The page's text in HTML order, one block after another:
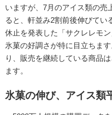
いますが、7月のアイス類の売
ると、軒並み2割前後伸びてい
休止を発表した「サクレレモ
氷菓の好調さが特に目立ちま
り、販売を継続している商品
ます。
氷菓の伸び、アイス類